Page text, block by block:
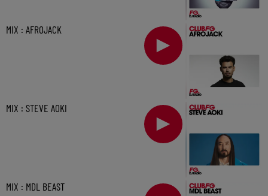
MIX : AFROJACK
MIX : STEVE AOKI
MIX : MDL BEAST